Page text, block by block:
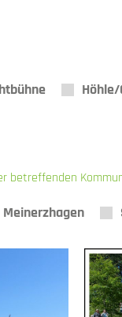
betreffenden
Meinerzhagen